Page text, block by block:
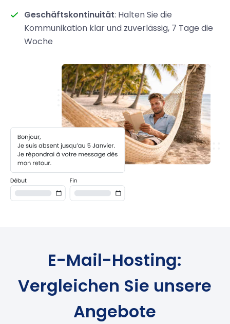
Geschäftskontinuität: Halten Sie die
Kommunikation klar und zuverlässig, 7 Tage die
Woche
E-Mail-Hosting:
Vergleichen Sie unsere
Angebote